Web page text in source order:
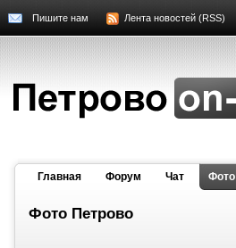
Пишите нам Лента новостей (RSS)
Главная Форум Чат Фото
Фото Петрово